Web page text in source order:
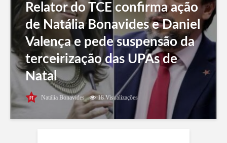
Relator do TCE confirma ação
de Natália Bonavides e Daniel
Valença e pede suspensão da
terceirização das UPAs de
Natal
Natália Bonavides 18 Visualizações